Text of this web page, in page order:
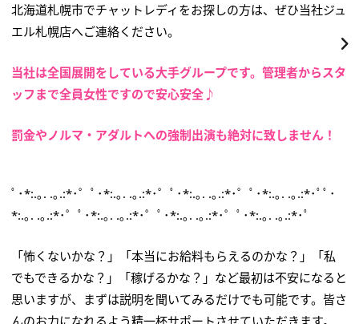
北海道札幌市でチャットレディをお探しの方は、ぜひ当社ジュ
エル札幌店へご連絡ください。
当社は全国展開をしている大手グループです。管理者からスタ
ッフまで全員女性ですので安心安全♪
罰金やノルマ・アダルトへの強制出演も絶対に致しません！
ﾟ･*:.｡. .｡.:*･゜ﾟ･*:.｡. .｡.:*･゜ﾟ･*:.｡. .｡.:*･゜ﾟ･*:.｡. .｡.:*･ﾟﾟ･
*:.｡. .｡.:*･゜ﾟ･*:.｡. .｡.:*･゜ﾟ･*:.｡. .｡.:*･゜ﾟ･*:.｡. .｡.:*･ﾟ
「怖くないかな？」「本当にお給料もらえるのかな？」「私
でもできるかな？」「稼げるかな？」など最初は不安になると
思いますが、まずは説明を聞いてみるだけでも可能です。皆さ
んのお力になれるよう精一杯サポートさせていただきます。